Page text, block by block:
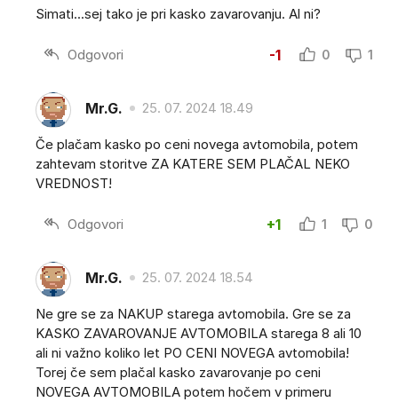
Simati...sej tako je pri kasko zavarovanju. Al ni?
Odgovori -1 0 1
Mr.G. 25. 07. 2024 18.49
Če plačam kasko po ceni novega avtomobila, potem
zahtevam storitve ZA KATERE SEM PLAČAL NEKO
VREDNOST!
Odgovori +1 1 0
Mr.G. 25. 07. 2024 18.54
Ne gre se za NAKUP starega avtomobila. Gre se za
KASKO ZAVAROVANJE AVTOMOBILA starega 8 ali 10
ali ni važno koliko let PO CENI NOVEGA avtomobila!
Torej če sem plačal kasko zavarovanje po ceni
NOVEGA AVTOMOBILA potem hočem v primeru